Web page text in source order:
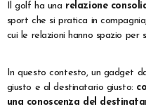
Il golf ha una relazione
sport che si pratica in
cui le relazioni hanno spazio per
In questo contesto, un gadget
giusto e al destinatario giusto:
una conoscenza del